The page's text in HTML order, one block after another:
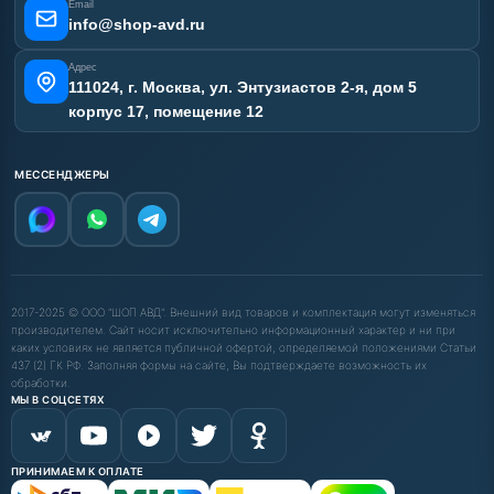
Карта сайта
Email
info@shop-avd.ru
Адрес
111024, г. Москва, ул. Энтузиастов 2-я, дом 5
корпус 17, помещение 12
МЕССЕНДЖЕРЫ
2017-2025 © ООО "ШОП АВД". Внешний вид товаров и комплектация могут изменяться
производителем. Сайт носит исключительно информационный характер и ни при
каких условиях не является публичной офертой, определяемой положениями Статьи
437 (2) ГК РФ. Заполняя формы на сайте, Вы подтверждаете возможность их
обработки.
МЫ В СОЦСЕТЯХ
ПРИНИМАЕМ К ОПЛАТЕ